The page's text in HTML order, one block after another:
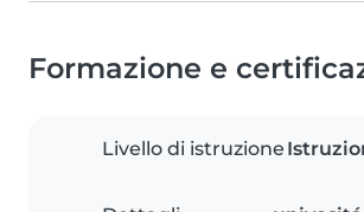
Formazione e
Livello di istruzione